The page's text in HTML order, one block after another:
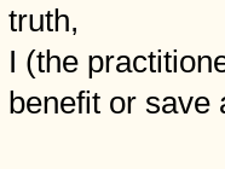
truth,
I (the
benefit or save